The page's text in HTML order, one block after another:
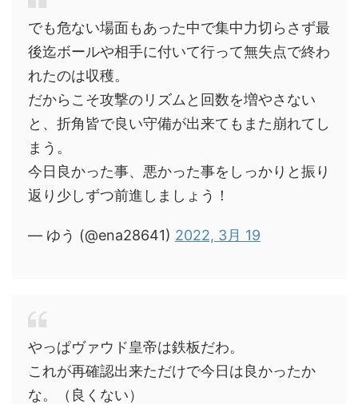
でも危ない場面もあった中で集中力切らさず最
後迄ボールや相手に付いて行って無失点で終わ
れたのは収穫。
だからこそ攻撃のリズムと回数を増やさない
と、折角皆で良い守備が出来てもまた崩れてし
まう。
今日良かった事、悪かった事をしっかりと振り
返り少しずつ前進しましょう！
— ゆう (@ena28641) 2022, 3月 19
やっぱヴァウド皇帝は鉄板だわ。
これが再確認出来ただけで今日は良かったか
な。（良くない）